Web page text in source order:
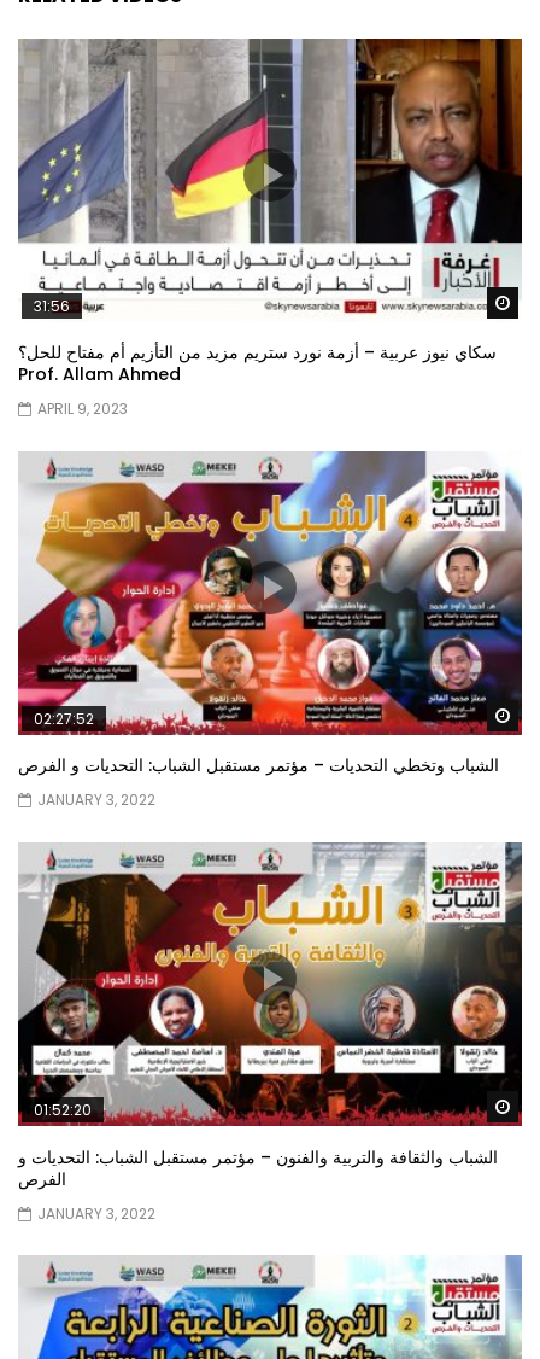
31:56
سكاي نيوز عربية – أزمة نورد ستريم مزيد من التأزيم أم مفتاح للحل؟
Prof. Allam Ahmed
APRIL 9, 2023
02:27:52
الشباب وتخطي التحديات – مؤتمر مستقبل الشباب: التحديات و الفرص
JANUARY 3, 2022
01:52:20
الشباب والثقافة والتربية والفنون – مؤتمر مستقبل الشباب: التحديات و
الفرص
JANUARY 3, 2022